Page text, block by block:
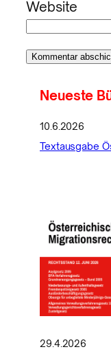
Website
Neueste
10.6.2026
Textausgabe
29.4.2026